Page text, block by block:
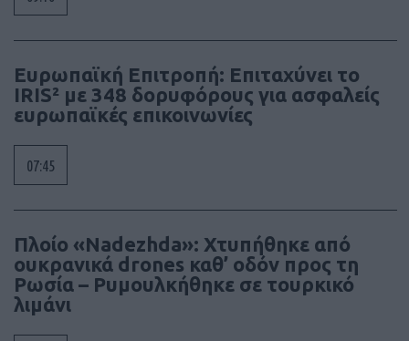
Ευρωπαϊκή Επιτροπή: Επιταχύνει το
IRIS² με 348 δορυφόρους για ασφαλείς
ευρωπαϊκές επικοινωνίες
07:45
Πλοίο «Nadezhda»: Χτυπήθηκε από
ουκρανικά drones καθ’ οδόν προς τη
Ρωσία – Ρυμουλκήθηκε σε τουρκικό
λιμάνι